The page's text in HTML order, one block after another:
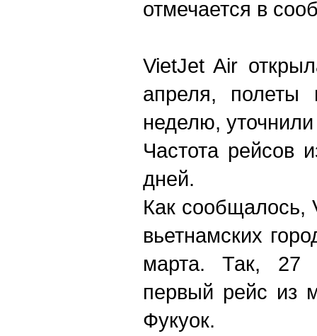
отмечается в
VietJet Air
апреля, полеты
неделю,
Частота рейсов
дней.
Как сообщалось,
вьетнамских
марта. Так, 27
первый рейс из
Фукуок.